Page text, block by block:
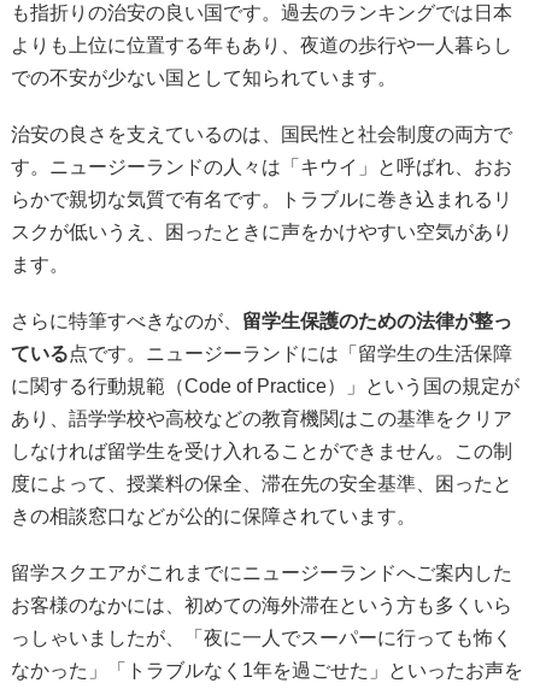
も指折りの治安の良い国です。過去のランキングでは日本
よりも上位に位置する年もあり、夜道の歩行や一人暮らし
での不安が少ない国として知られています。
治安の良さを支えているのは、国民性と社会制度の両方で
す。ニュージーランドの人々は「キウイ」と呼ばれ、おお
らかで親切な気質で有名です。トラブルに巻き込まれるリ
スクが低いうえ、困ったときに声をかけやすい空気があり
ます。
さらに特筆すべきなのが、 留学生保護のための法律が整っ
ている点です。ニュージーランドには「留学生の生活保障
に関する行動規範（Code of Practice）」という国の規定が
あり、語学学校や高校などの教育機関はこの基準をクリア
しなければ留学生を受け入れることができません。この制
度によって、授業料の保全、滞在先の安全基準、困ったと
きの相談窓口などが公的に保障されています。
留学スクエアがこれまでにニュージーランドへご案内した
お客様のなかには、初めての海外滞在という方も多くいら
っしゃいましたが、「夜に一人でスーパーに行っても怖く
なかった」「トラブルなく1年を過ごせた」といったお声を